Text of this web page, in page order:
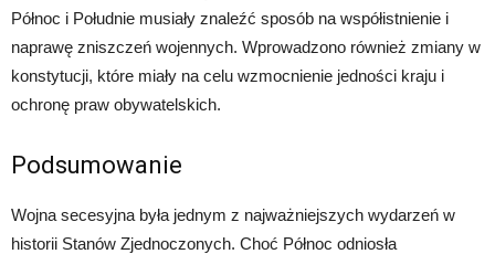
Północ i Południe musiały znaleźć sposób na współistnienie i
naprawę zniszczeń wojennych. Wprowadzono również zmiany w
konstytucji, które miały na celu wzmocnienie jedności kraju i
ochronę praw obywatelskich.
Podsumowanie
Wojna secesyjna była jednym z najważniejszych wydarzeń w
historii Stanów Zjednoczonych. Choć Północ odniosła